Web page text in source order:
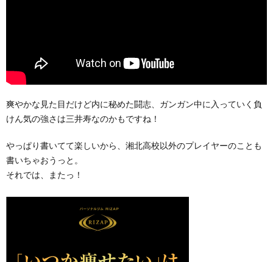
爽やかな見た目だけど内に秘めた闘志、ガンガン中に入っていく負
けん気の強さは三井寿なのかもですね！
やっぱり書いてて楽しいから、湘北高校以外のプレイヤーのことも
書いちゃおうっと。
それでは、またっ！